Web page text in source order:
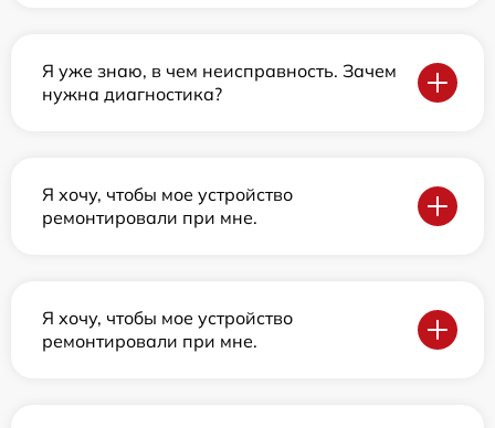
Я уже знаю, в чем неисправность. Зачем
нужна диагностика?
Я хочу, чтобы мое устройство
ремонтировали при мне.
Я хочу, чтобы мое устройство
ремонтировали при мне.